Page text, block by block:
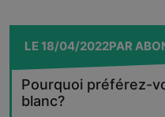
LE18/04/2022PAR
Pourquoi préférez-
blanc?